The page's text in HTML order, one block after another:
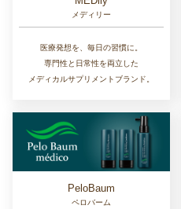
メディリー
医療発想を、毎日の習慣に。
専門性と日常性を両立した
メディカルサプリメントブランド。
PeloBaum
ペロバーム